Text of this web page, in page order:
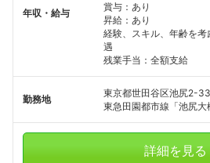
年収・給与
賞与：あり
昇給：あり
経験、スキル、年齢を
遇
残業手当：全額支給
勤務地
東京都世田谷区池尻2-
東急田園都市線「池尻
詳細を見る